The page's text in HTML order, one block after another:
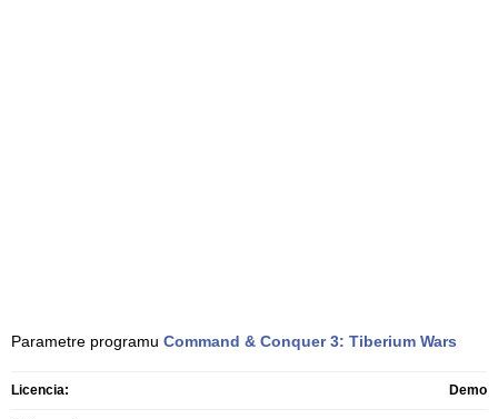
Parametre programu Command & Conquer 3: Tiberium Wars
Licencia: Demo